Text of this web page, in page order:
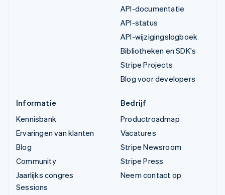
API-documentatie
API-status
API-wijzigingslogboek
Bibliotheken en SDK's
Stripe Projects
Blog voor developers
Informatie
Kennisbank
Ervaringen van klanten
Blog
Community
Jaarlijks congres
Sessions
Bedrijf
Productroadmap
Vacatures
Stripe Newsroom
Stripe Press
Neem contact op